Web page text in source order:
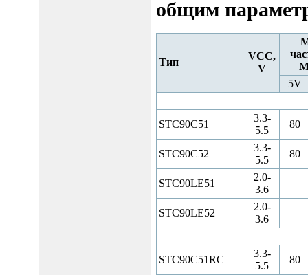
общим
Тип
VCC,
V
5V
STC90C51
3.3-
5.5
80
STC90C52
3.3-
5.5
80
STC90LE51
2.0-
3.6
STC90LE52
2.0-
3.6
STC90C51RC
3.3-
5.5
80